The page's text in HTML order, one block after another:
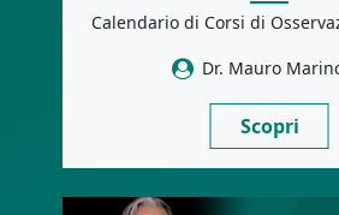
Dr. Mauro
Scopri